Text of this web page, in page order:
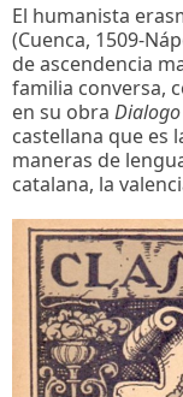
El humanista
(Cuenca, 1509-
de ascendencia
familia conversa,
en su obra
castellana que es
maneras de
catalana, la